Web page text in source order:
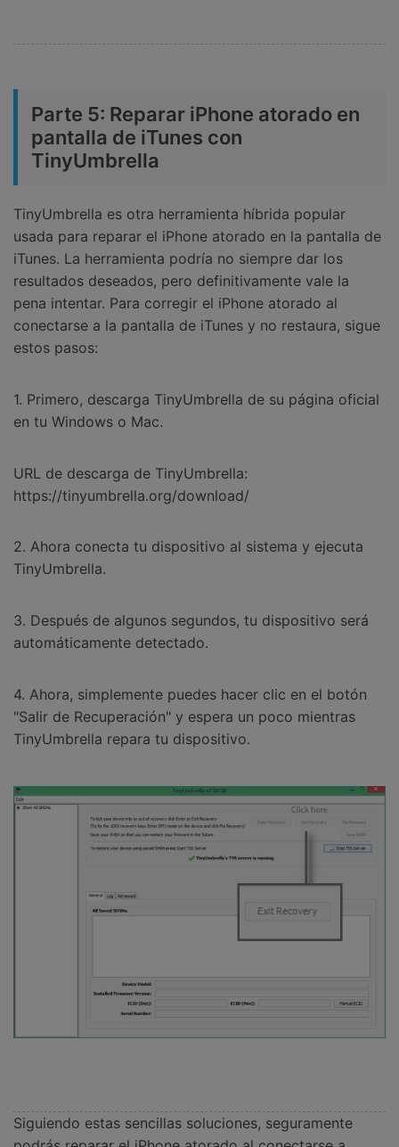
Parte 5: Reparar iPhone atorado en
pantalla de iTunes con
TinyUmbrella
TinyUmbrella es otra herramienta híbrida popular
usada para reparar el iPhone atorado en la pantalla de
iTunes. La herramienta podría no siempre dar los
resultados deseados, pero definitivamente vale la
pena intentar. Para corregir el iPhone atorado al
conectarse a la pantalla de iTunes y no restaura, sigue
estos pasos:
1. Primero, descarga TinyUmbrella de su página oficial
en tu Windows o Mac.
URL de descarga de TinyUmbrella:
https://tinyumbrella.org/download/
2. Ahora conecta tu dispositivo al sistema y ejecuta
TinyUmbrella.
3. Después de algunos segundos, tu dispositivo será
automáticamente detectado.
4. Ahora, simplemente puedes hacer clic en el botón
"Salir de Recuperación" y espera un poco mientras
TinyUmbrella repara tu dispositivo.
Siguiendo estas sencillas soluciones, seguramente